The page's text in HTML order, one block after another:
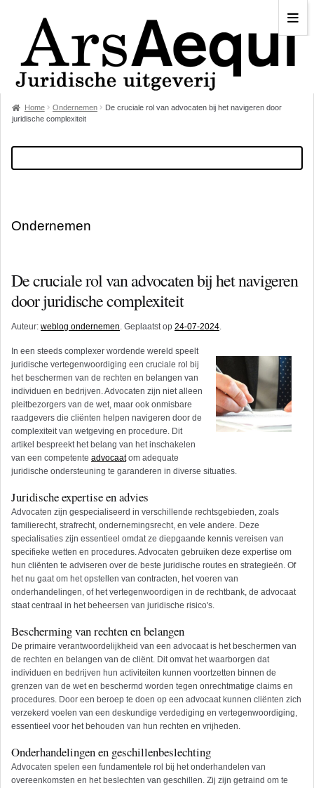
Home Ondernemen
De cruciale rol van advocaten bij het navigeren door
juridische complexiteit
Ondernemen
De cruciale rol van advocaten bij het navigeren
door juridische complexiteit
Auteur: weblog ondernemen. Geplaatst op 24-07-2024.
In een steeds complexer wordende wereld speelt
juridische vertegenwoordiging een cruciale rol bij
het beschermen van de rechten en belangen van
individuen en bedrijven. Advocaten zijn niet alleen
pleitbezorgers van de wet, maar ook onmisbare
raadgevers die cliënten helpen navigeren door de
complexiteit van wetgeving en procedure. Dit
artikel bespreekt het belang van het inschakelen
van een competente advocaatom adequate
juridische ondersteuning te garanderen in diverse situaties.
Juridische expertise en advies
Advocaten zijn gespecialiseerd in verschillende rechtsgebieden, zoals
familierecht, strafrecht, ondernemingsrecht, en vele andere. Deze
specialisaties zijn essentieel omdat ze diepgaande kennis vereisen van
specifieke wetten en procedures. Advocaten gebruiken deze expertise om
hun cliënten te adviseren over de beste juridische routes en strategieën. Of
het nu gaat om het opstellen van contracten, het voeren van
onderhandelingen, of het vertegenwoordigen in de rechtbank, de advocaat
staat centraal in het beheersen van juridische risico's.
Bescherming van rechten en belangen
De primaire verantwoordelijkheid van een advocaat is het beschermen van
de rechten en belangen van de cliënt. Dit omvat het waarborgen dat
individuen en bedrijven hun activiteiten kunnen voortzetten binnen de
grenzen van de wet en beschermd worden tegen onrechtmatige claims en
procedures. Door een beroep te doen op een advocaat kunnen cliënten zich
verzekerd voelen van een deskundige verdediging en vertegenwoordiging,
essentieel voor het behouden van hun rechten en vrijheden.
Onderhandelingen en geschillenbeslechting
Advocaten spelen een fundamentele rol bij het onderhandelen van
overeenkomsten en het beslechten van geschillen. Zij zijn getraind om te